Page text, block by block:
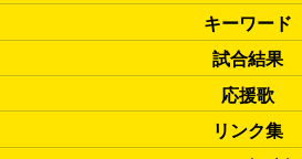
キーワード
試合結果
応援歌
リンク集